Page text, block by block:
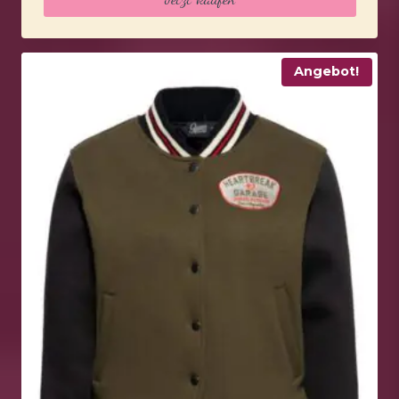
41,99 €.
Angebot!